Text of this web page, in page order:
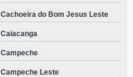
Cachoeira do Bom Jesus Leste
Caiacanga
Campeche
Campeche Leste